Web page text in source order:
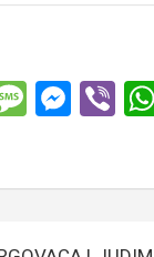
M
g
M
g
Vi